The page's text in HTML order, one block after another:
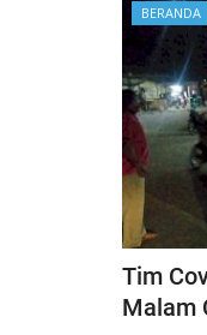
BERANDA
Tim
Malam